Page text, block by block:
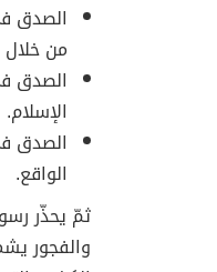
الصدق
من خلال
الصدق
الإسلام.
الصدق
الواقع.
ثمّ يحذّر
والفجور